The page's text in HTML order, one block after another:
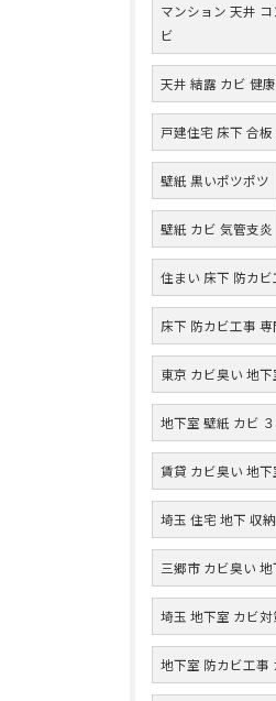
マンション 天井
ビ
天井 結露 カビ 健
戸建住宅 床下 合板
壁紙 黒いポツポツ
壁紙 カビ 気管支炎
住まい 床下 防カビ
床下 防カビ工事 専
東京 カビ臭い 地下
地下室 壁紙 カビ
賃貸 カビ臭い 地下
埼玉 住宅 地下 収
三郷市 カビ臭い 地
埼玉 地下室 カビ対
地下室 防カビ工事